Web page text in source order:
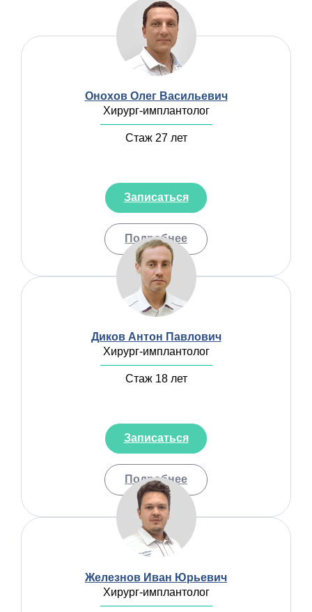
Онохов Олег Васильевич
Хирург-имплантолог
Стаж 27 лет
Подробнее
Записаться
Диков Антон Павлович
Хирург-имплантолог
Стаж 18 лет
Подробнее
Записаться
Железнов Иван Юрьевич
Хирург-имплантолог